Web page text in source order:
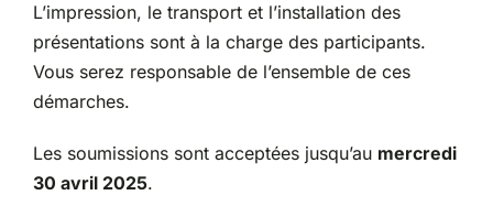
L’impression, le transport et l’installation des
présentations sont à la charge des participants.
Vous serez responsable de l’ensemble de ces
démarches.
Les soumissions sont acceptées jusqu’au mercredi
30 avril 2025.